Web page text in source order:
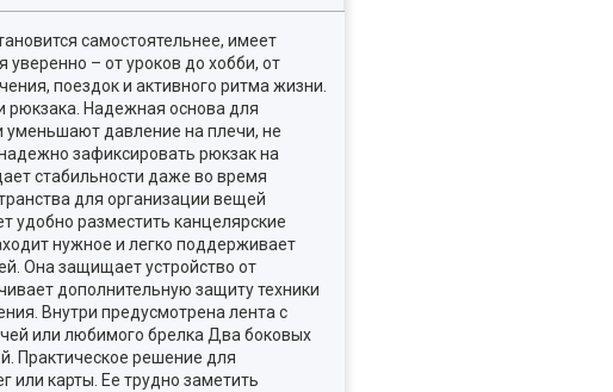
самостоятельнее, имеет
– от уроков до хобби, от
поездок и активного ритма жизни.
рюкзака. Надежная основа для
давление на плечи, не
зафиксировать рюкзак на
стабильности даже во время
для организации вещей
удобно разместить канцелярские
нужное и легко поддерживает
Она защищает устройство от
дополнительную защиту техники
Внутри предусмотрена лента с
или любимого брелка Два боковых
Практическое решение для
или карты. Ее трудно заметить